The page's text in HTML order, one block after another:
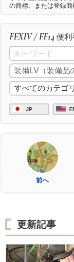
の商標、または登録商
FFXIV / FF14 便利
JP
前へ
更新記事